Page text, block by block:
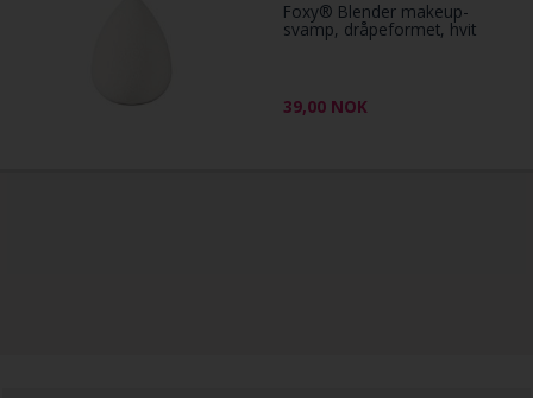
Foxy® Blender makeup-
svamp, dråpeformet, hvit
39,00 NOK